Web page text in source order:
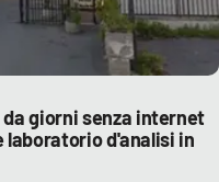
giorni senza internet
laboratorio d'analisi in